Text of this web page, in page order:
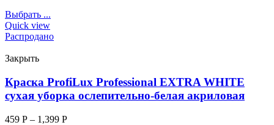
Выбрать ...
Quick view
Распродано
Закрыть
Краска ProfiLux Professional EXTRA WHITE
сухая уборка ослепительно-белая акриловая
459 Р – 1,399 Р